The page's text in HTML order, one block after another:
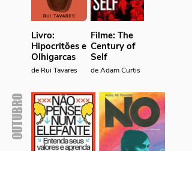
OUTUBRO
Livro:
Hipocritões e
Olhigarcas
de Rui Tavares
Filme: The
Century of
Self
de Adam Curtis